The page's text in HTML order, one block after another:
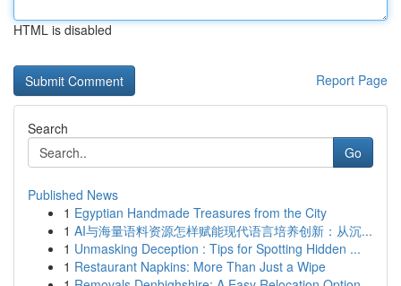
HTML is disabled
Report Page
Search
Go
Published News
1 Egyptian Handmade Treasures from the City
1 AI与海量语料资源怎样赋能现代语言培养创新：从沉...
1 Unmasking Deception : Tips for Spotting Hidden ...
1 Restaurant Napkins: More Than Just a Wipe